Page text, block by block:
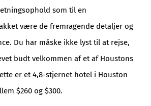
som til en
være de fremragende detaljer og
Du har måske ikke lyst til at rejse,
budt velkommen af et af Houstons
er et 4,8-stjernet hotel i Houston
$260 og $300.